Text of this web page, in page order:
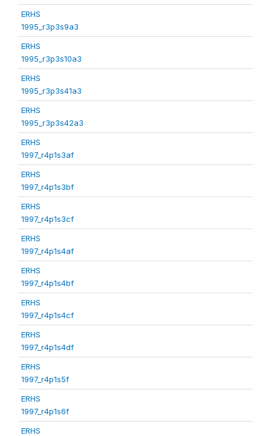
ERHS
1995_r3p3s9a3
ERHS
1995_r3p3s10a3
ERHS
1995_r3p3s41a3
ERHS
1995_r3p3s42a3
ERHS
1997_r4p1s3af
ERHS
1997_r4p1s3bf
ERHS
1997_r4p1s3cf
ERHS
1997_r4p1s4af
ERHS
1997_r4p1s4bf
ERHS
1997_r4p1s4cf
ERHS
1997_r4p1s4df
ERHS
1997_r4p1s5f
ERHS
1997_r4p1s6f
ERHS